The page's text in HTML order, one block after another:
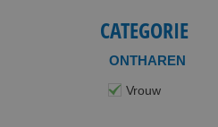
CATEGORIE
ONTHAREN
Vrouw